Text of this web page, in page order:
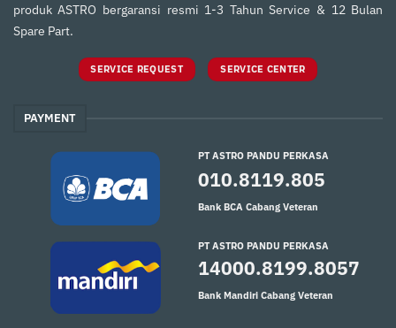
produk ASTRO bergaransi resmi 1-3 Tahun Service & 12 Bulan
Spare Part.
SERVICE REQUEST SERVICE CENTER
PAYMENT
PT ASTRO PANDU PERKASA
010.8119.805
Bank BCA Cabang Veteran
PT ASTRO PANDU PERKASA
14000.8199.8057
Bank Mandiri Cabang Veteran